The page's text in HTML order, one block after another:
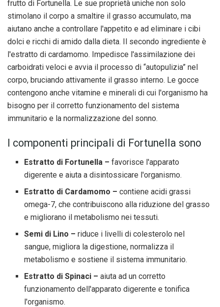
frutto di Fortunella. Le sue proprietà uniche non solo
stimolano il corpo a smaltire il grasso accumulato, ma
aiutano anche a controllare l'appetito e ad eliminare i cibi
dolci e ricchi di amido dalla dieta. Il secondo ingrediente è
l'estratto di cardamomo. Impedisce l'assimilazione dei
carboidrati veloci e avvia il processo di “autopulizia” nel
corpo, bruciando attivamente il grasso interno. Le gocce
contengono anche vitamine e minerali di cui l'organismo ha
bisogno per il corretto funzionamento del sistema
immunitario e la normalizzazione del sonno.
I componenti principali di Fortunella sono
Estratto di Fortunella – favorisce l'apparato
digerente e aiuta a disintossicare l'organismo.
Estratto di Cardamomo – contiene acidi grassi
omega-7, che contribuiscono alla riduzione del grasso
e migliorano il metabolismo nei tessuti.
Semi di Lino – riduce i livelli di colesterolo nel
sangue, migliora la digestione, normalizza il
metabolismo e sostiene il sistema immunitario.
Estratto di Spinaci – aiuta ad un corretto
funzionamento dell'apparato digerente e tonifica
l'organismo.